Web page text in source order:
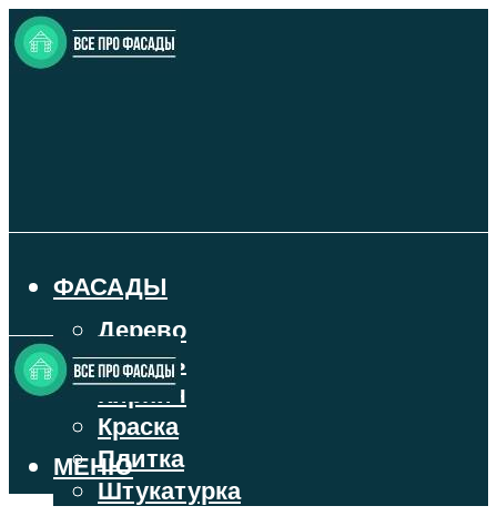
ФАСАДЫ
Дерево
Камень
Кирпич
Краска
Плитка
Штукатурка
МЕНЮ